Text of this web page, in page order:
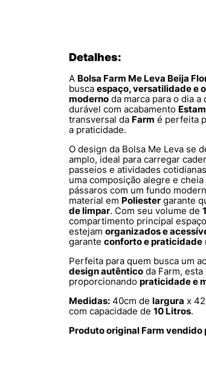
Detalhes:
A Bolsa Farm Me Leva Beija
busca espaço, versatilidade e
moderno da marca para o dia
durável com acabamento
transversal da Farm é perfeita
a praticidade.
O design da Bolsa Me Leva se
amplo, ideal para carregar
passeios e atividades
uma composição alegre e
pássaros com um fundo
material em Poliester garante
de limpar. Com seu volume de
compartimento principal
estejam organizados e
garante conforto e praticidade
Perfeita para quem busca um
design autêntico da Farm,
proporcionando praticidade e
Medidas: 40cm de largura x
com capacidade de 10 Litros.
Produto original Farm vendido